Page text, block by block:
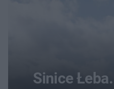
Sinice